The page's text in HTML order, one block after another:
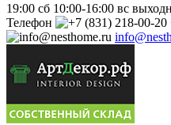
19:00 сб 10:00-16:00 вс
Телефон